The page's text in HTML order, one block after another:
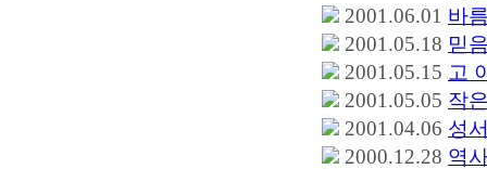
2001.06.01 바
2001.05.18 믿
2001.05.15 고
2001.05.05 작
2001.04.06 성
2000.12.28 역